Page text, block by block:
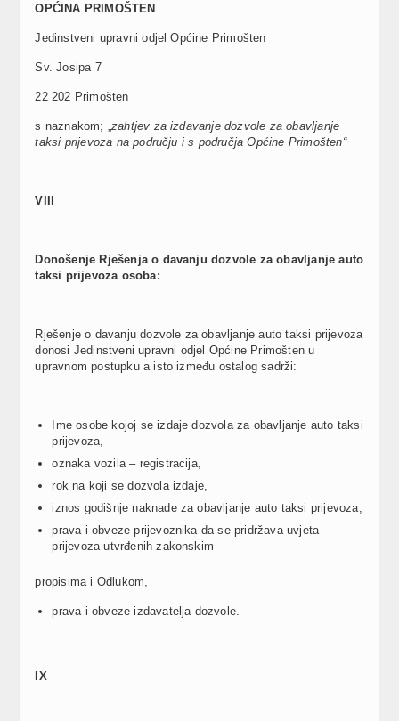
OPĆINA PRIMOŠTEN
Jedinstveni upravni odjel Općine Primošten
Sv. Josipa 7
22 202 Primošten
s naznakom; „ zahtjev za izdavanje dozvole za obavljanje
taksi prijevoza na području i s područja Općine Primošten“
VIII
Donošenje Rješenja o davanju dozvole za obavljanje auto
taksi prijevoza osoba:
Rješenje o davanju dozvole za obavljanje auto taksi prijevoza
donosi Jedinstveni upravni odjel Općine Primošten u
upravnom postupku a isto između ostalog sadrži:
Ime osobe kojoj se izdaje dozvola za obavljanje auto taksi
prijevoza,
oznaka vozila – registracija,
rok na koji se dozvola izdaje,
iznos godišnje naknade za obavljanje auto taksi prijevoza,
prava i obveze prijevoznika da se pridržava uvjeta
prijevoza utvrđenih zakonskim
propisima i Odlukom,
prava i obveze izdavatelja dozvole.
IX